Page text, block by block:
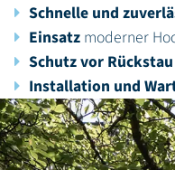
Schnelle und
Einsatz moderner
Schutz vor Rückstau
Installation und
Transparente
Wir reagieren schnell